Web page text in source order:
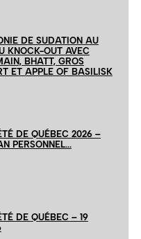
DE SUDATION AU
KNOCK-OUT AVEC
BHATT, GROS
ET APPLE OF BASILISK
DE QUÉBEC 2026 –
PERSONNEL…
DE QUÉBEC – 19